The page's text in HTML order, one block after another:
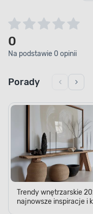
0
Na podstawie 0 opinii
Porady
Trendy wnętrzarskie
najnowsze inspiracje i